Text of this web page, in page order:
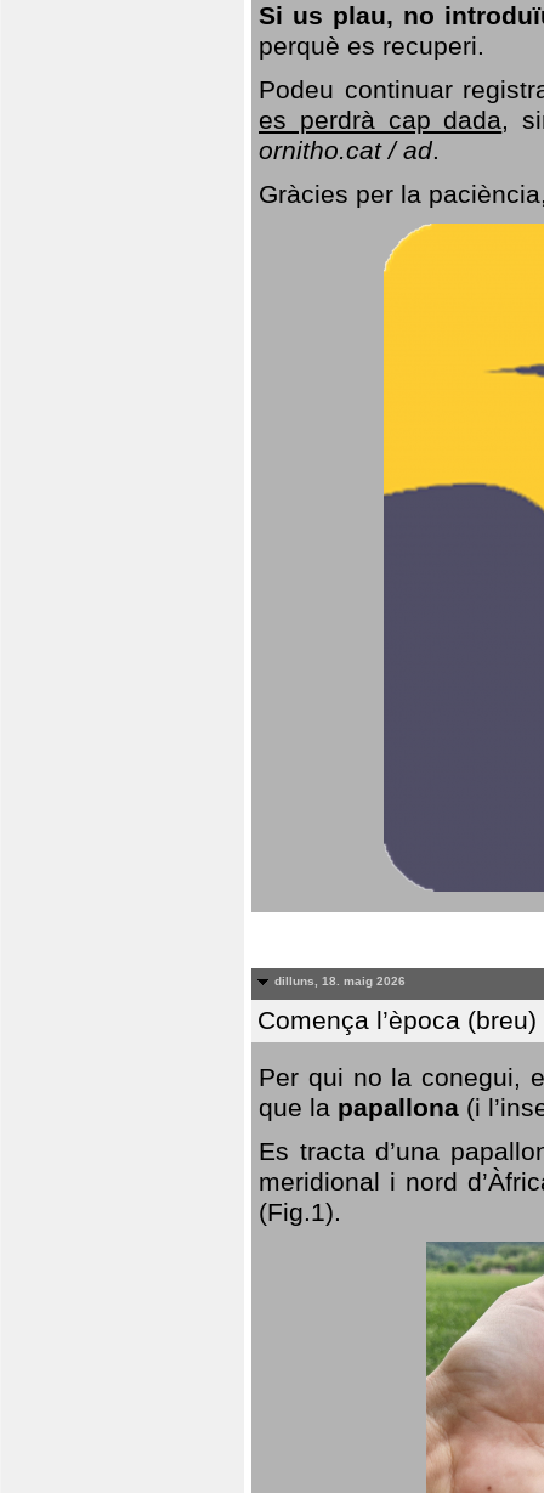
Si us plau, no
perquè es recuperi.
Podeu continuar
es perdrà cap dada,
ornitho.cat / ad.
Gràcies per la
dilluns, 18. maig 2026
Comença l’època
Per qui no la conegui,
que la papallona (i
Es tracta d’una
meridional i nord
(Fig.1).